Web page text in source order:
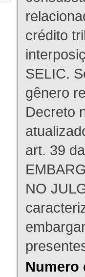
crédito
SELIC.
gênero
Decreto
art. 39
NO
Numero